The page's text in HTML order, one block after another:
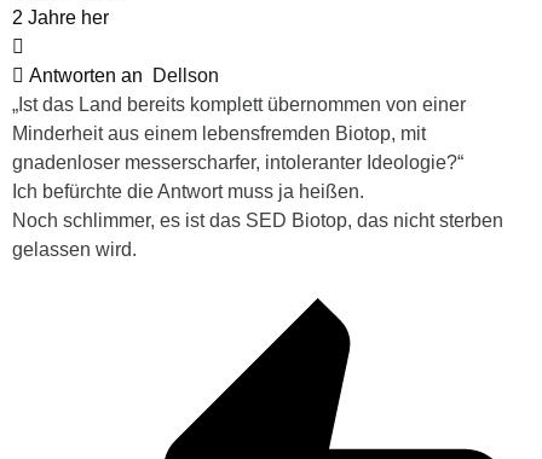
2 Jahre her
Antworten an
Dellson
„Ist das Land bereits komplett übernommen von einer
Minderheit aus einem lebensfremden Biotop, mit
gnadenloser messerscharfer, intoleranter Ideologie?“
Ich befürchte die Antwort muss ja heißen.
Noch schlimmer, es ist das SED Biotop, das nicht sterben
gelassen wird.